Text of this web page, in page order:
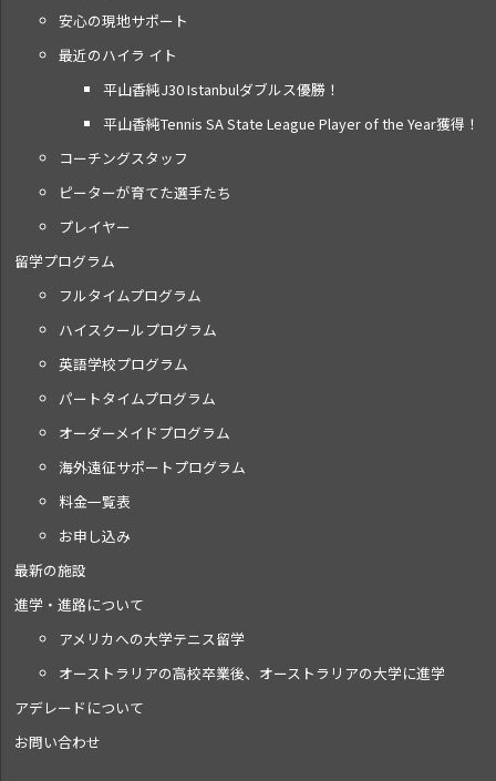
安心の現地サポート
最近のハイラ イト
平山香純J30 Istanbulダブルス優勝！
平山香純Tennis SA State League Player of the Year獲得！
コーチングスタッフ
ピーターが育てた選手たち
プレイヤー
留学プログラム
フルタイムプログラム
ハイスクールプログラム
英語学校プログラム
パートタイムプログラム
オーダーメイドプログラム
海外遠征サポートプログラム
料金一覧表
お申し込み
最新の施設
進学・進路について
アメリカへの大学テニス留学
オーストラリアの高校卒業後、オーストラリアの大学に進学
アデレードについて
お問い合わせ